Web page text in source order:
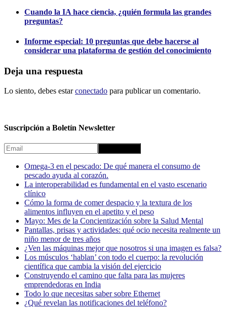
Cuando la IA hace ciencia, ¿quién formula las grandes
preguntas?
Informe especial: 10 preguntas que debe hacerse al
considerar una plataforma de gestión del conocimiento
Deja una respuesta
Lo siento, debes estarconectado para publicar un comentario.
Suscripción a Boletín Newsletter
Omega-3 en el pescado: De qué manera el consumo de
pescado ayuda al corazón.
La interoperabilidad es fundamental en el vasto escenario
clínico
Cómo la forma de comer despacio y la textura de los
alimentos influyen en el apetito y el peso
Mayo: Mes de la Concientización sobre la Salud Mental
Pantallas, prisas y actividades: qué ocio necesita realmente un
niño menor de tres años
¿Ven las máquinas mejor que nosotros si una imagen es falsa?
Los músculos ‘hablan’ con todo el cuerpo: la revolución
científica que cambia la visión del ejercicio
Construyendo el camino que falta para las mujeres
emprendedoras en India
Todo lo que necesitas saber sobre Ethernet
¿Qué revelan las notificaciones del teléfono?